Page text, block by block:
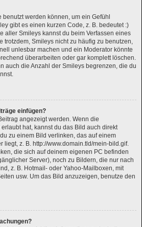
werden können, um ein Gefühl
gibt es einen kurzen Code, z. B. bedeutet :)
aller Smileys kannst du beim Verfassen eines
trotzdem, Smileys nicht zu häufig zu benutzen,
unlesbar machen und ein Moderator könnte
überarbeiten oder gar komplett löschen.
auch die Anzahl der Smileys begrenzen, die du
einfügen?
angezeigt werden. Wenn die
hat, kannst du das Bild auch direkt
zu einem Bild verlinken, das auf einem
liegt, z. B. http://www.domain.tld/mein-bild.gif.
die sich auf deinem eigenen PC befinden
Server), noch zu Bildern, die nur nach
z. B. Hotmail- oder Yahoo-Mailboxen, mit
usw. Um das Bild anzuzeigen, benutze den